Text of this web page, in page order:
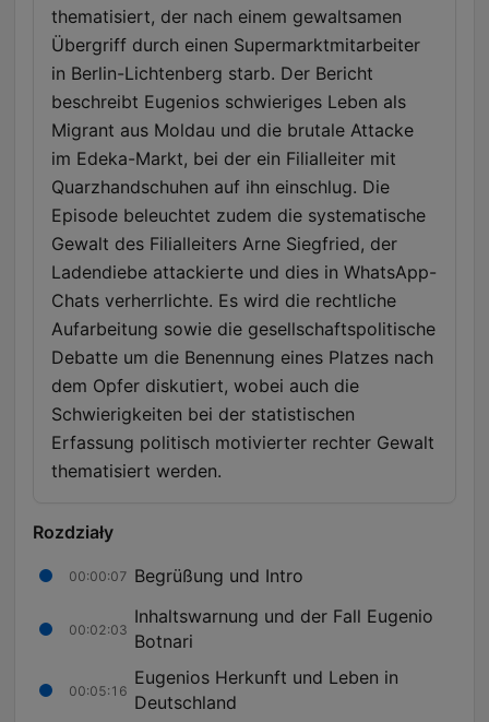
thematisiert, der nach einem gewaltsamen
Übergriff durch einen Supermarktmitarbeiter
in Berlin-Lichtenberg starb. Der Bericht
beschreibt Eugenios schwieriges Leben als
Migrant aus Moldau und die brutale Attacke
im Edeka-Markt, bei der ein Filialleiter mit
Quarzhandschuhen auf ihn einschlug. Die
Episode beleuchtet zudem die systematische
Gewalt des Filialleiters Arne Siegfried, der
Ladendiebe attackierte und dies in WhatsApp-
Chats verherrlichte. Es wird die rechtliche
Aufarbeitung sowie die gesellschaftspolitische
Debatte um die Benennung eines Platzes nach
dem Opfer diskutiert, wobei auch die
Schwierigkeiten bei der statistischen
Erfassung politisch motivierter rechter Gewalt
thematisiert werden.
Rozdziały
00:00:07 Begrüßung und Intro
00:02:03
Inhaltswarnung und der Fall Eugenio
Botnari
00:05:16
Eugenios Herkunft und Leben in
Deutschland